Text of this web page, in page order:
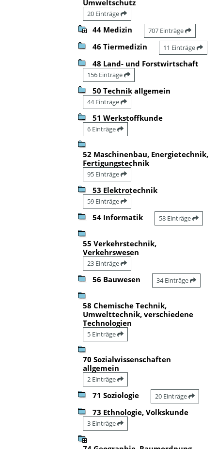
Umweltschutz
20 Einträge
44 Medizin 707 Einträge
46 Tiermedizin 11 Einträge
48 Land- und Forstwirtschaft
156 Einträge
50 Technik allgemein
44 Einträge
51 Werkstoffkunde
6 Einträge
52 Maschinenbau, Energietechnik,
Fertigungstechnik
95 Einträge
53 Elektrotechnik
59 Einträge
54 Informatik 58 Einträge
55 Verkehrstechnik,
Verkehrswesen
23 Einträge
56 Bauwesen 34 Einträge
58 Chemische Technik,
Umwelttechnik, verschiedene
Technologien
5 Einträge
70 Sozialwissenschaften
allgemein
2 Einträge
71 Soziologie 20 Einträge
73 Ethnologie, Volkskunde
3 Einträge